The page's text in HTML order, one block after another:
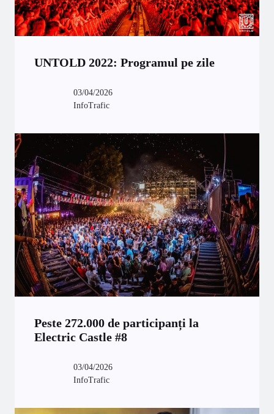
UNTOLD 2022: Programul pe zile
03/04/2026
InfoTrafic
Peste 272.000 de participanți la
Electric Castle #8
03/04/2026
InfoTrafic